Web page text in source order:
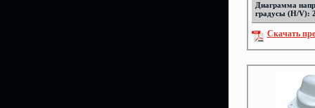
Диаграмма
градусы (H/V):
Скачать